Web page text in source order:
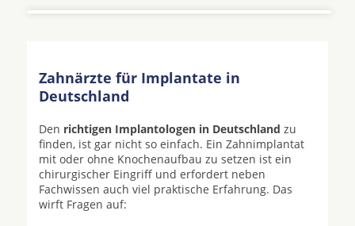
Zahnärzte für Implantate in
Deutschland
Den richtigen Implantologen in Deutschland zu
finden, ist gar nicht so einfach. Ein Zahnimplantat
mit oder ohne Knochenaufbau zu setzen ist ein
chirurgischer Eingriff und erfordert neben
Fachwissen auch viel praktische Erfahrung. Das
wirft Fragen auf: